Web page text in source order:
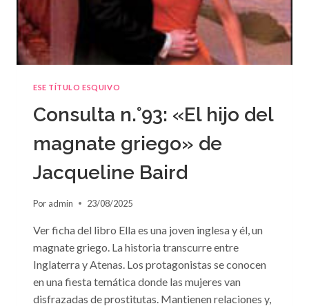
ESE TÍTULO ESQUIVO
Consulta n.°93: «El hijo del
magnate griego» de
Jacqueline Baird
Por admin 23/08/2025
Ver ficha del libro Ella es una joven inglesa y él, un
magnate griego. La historia transcurre entre
Inglaterra y Atenas. Los protagonistas se conocen
en una fiesta temática donde las mujeres van
disfrazadas de prostitutas. Mantienen relaciones y,